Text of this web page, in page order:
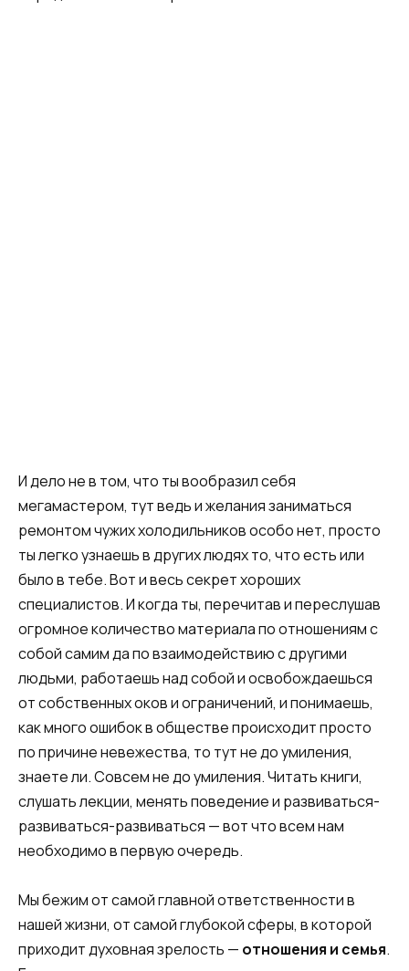
И дело не в том, что ты вообразил себя
мегамастером, тут ведь и желания заниматься
ремонтом чужих холодильников особо нет, просто
ты легко узнаешь в других людях то, что есть или
было в тебе. Вот и весь секрет хороших
специалистов. И когда ты, перечитав и переслушав
огромное количество материала по отношениям с
собой самим да по взаимодействию с другими
людьми, работаешь над собой и освобождаешься
от собственных оков и ограничений, и понимаешь,
как много ошибок в обществе происходит просто
по причине невежества, то тут не до умиления,
знаете ли. Совсем не до умиления. Читать книги,
слушать лекции, менять поведение и развиваться-
развиваться-развиваться — вот что всем нам
необходимо в первую очередь.
Мы бежим от самой главной ответственности в
нашей жизни, от самой глубокой сферы, в которой
приходит духовная зрелость — отношения и семья.